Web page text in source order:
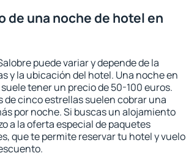
de una noche de hotel en
puede variar y depende de la
y la ubicación del hotel. Una noche en
tener un precio de 50-100 euros.
de cinco estrellas suelen cobrar una
por noche. Si buscas un alojamiento
a la oferta especial de paquetes
que te permite reservar tu hotel y vuelo